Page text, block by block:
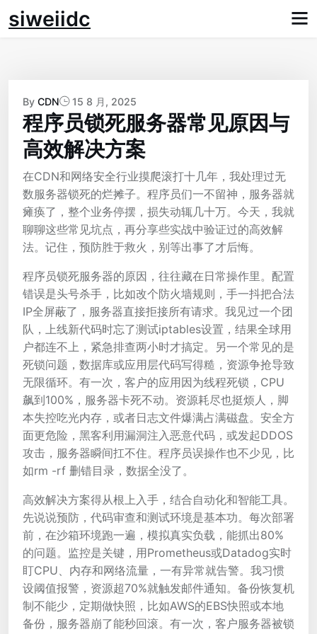
Skip
tosiweiidc
By CDN 15 8 月, 2025
程序员锁死服务器常见原因与
高效解决方案
在CDN和网络安全行业摸爬滚打十几年，我处理过无
数服务器锁死的烂摊子。程序员们一不留神，服务器就
瘫痪了，整个业务停摆，损失动辄几十万。今天，我就
聊聊这些常见坑点，再分享些实战中验证过的高效解
法。记住，预防胜于救火，别等出事了才后悔。
程序员锁死服务器的原因，往往藏在日常操作里。配置
错误是头号杀手，比如改个防火墙规则，手一抖把合法
IP全屏蔽了，服务器直接拒接所有请求。我见过一个团
队，上线新代码时忘了测试iptables设置，结果全球用
户都连不上，紧急排查两小时才搞定。另一个常见的是
死锁问题，数据库或应用层代码写得糙，资源争抢导致
无限循环。有一次，客户的应用因为线程死锁，CPU
飙到100%，服务器卡死不动。资源耗尽也挺烦人，脚
本失控吃光内存，或者日志文件爆满占满磁盘。安全方
面更危险，黑客利用漏洞注入恶意代码，或发起DDOS
攻击，服务器瞬间扛不住。程序员误操作也不少见，比
如rm -rf 删错目录，数据全没了。
高效解决方案得从根上入手，结合自动化和智能工具。
先说说预防，代码审查和测试环境是基本功。每次部署
前，在沙箱环境跑一遍，模拟真实负载，能抓出80%
的问题。监控是关键，用Prometheus或Datadog实时
盯CPU、内存和网络流量，一有异常就告警。我习惯
设阈值报警，资源超70%就触发邮件通知。备份恢复机
制不能少，定期做快照，比如AWS的EBS快照或本地
备份，服务器崩了能秒回滚。有一次，客户服务器被锁